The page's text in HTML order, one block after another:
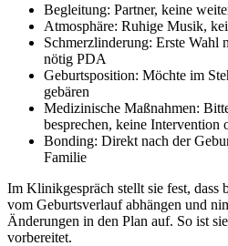
Begleitung: Partner, keine
Atmosphäre: Ruhige Musik,
Schmerzlinderung: Erste Wahl
nötig PDA
Geburtsposition: Möchte im
gebären
Medizinische Maßnahmen:
besprechen, keine Intervention
Bonding: Direkt nach der
Familie
Im Klinikgespräch stellt sie fest, dass
vom Geburtsverlauf abhängen und
Änderungen in den Plan auf. So ist
vorbereitet.